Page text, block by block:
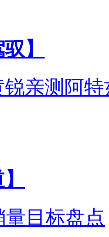
】
亲测阿特
量目标盘点